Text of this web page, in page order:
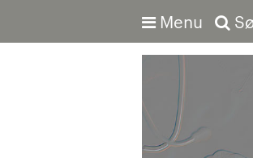
Menu
Avanceret søgning